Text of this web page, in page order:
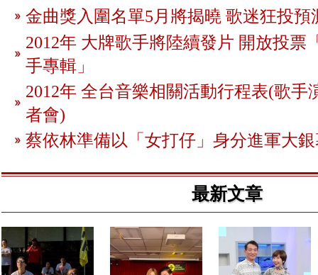
金曲獎入圍名單5月將揭曉 歌迷狂投預
2012年 大牌歌手將陸續發片 開放投票
手專輯」
2012年 全台音樂相關活動行程表(歌手
者會)
蔡依林準備以「女打仔」身分進軍大
最新文章